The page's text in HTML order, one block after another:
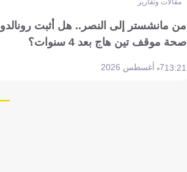
من مانشستر إلى النصر.. هل أثبت رونالدو
صحة موقف تين هاج بعد 4 سنوات؟
13:217 أغسطس 2026